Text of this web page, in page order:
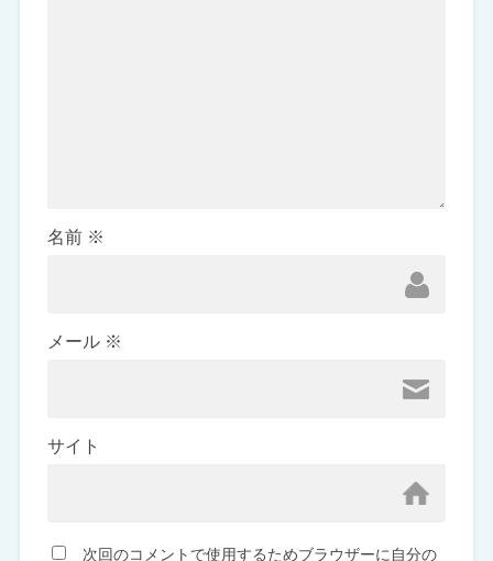
名前 ※
メール ※
サイト
次回のコメントで使用するためブラウザーに自分の